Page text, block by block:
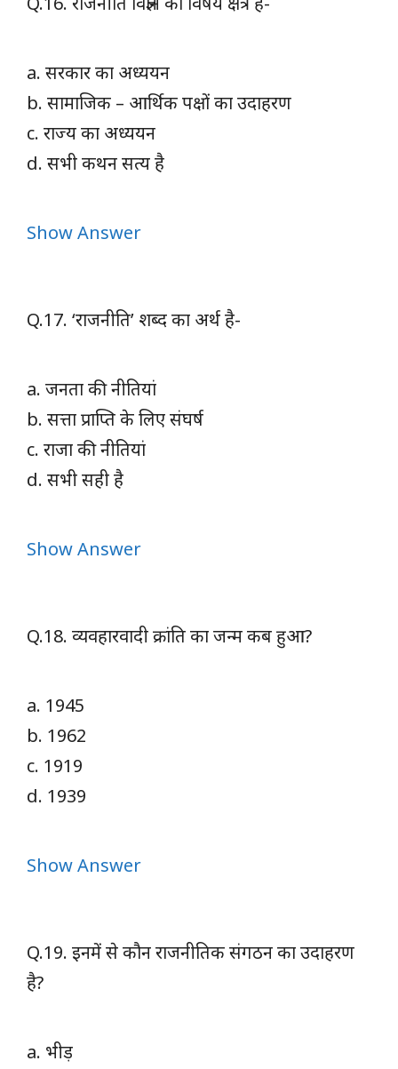
a. सरकार का अध्ययन
b. सामाजिक – आर्थिक पक्षों का उदाहरण
c. राज्य का अध्ययन
d. सभी कथन सत्य है
Show Answer
Q.17. ‘राजनीति’ शब्द का अर्थ है-
a. जनता की नीतियां
b. सत्ता प्राप्ति के लिए संघर्ष
c. राजा की नीतियां
d. सभी सही है
Show Answer
Q.18. व्यवहारवादी क्रांति का जन्म कब हुआ?
a. 1945
b. 1962
c. 1919
d. 1939
Show Answer
Q.19. इनमें से कौन राजनीतिक संगठन का उदाहरण
है?
a. भीड़